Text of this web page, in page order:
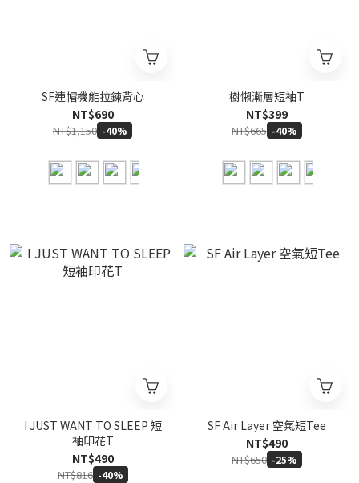
SF連帽機能拉鍊背心
NT$690
NT$1,150 -40%
樹懶漸層短袖T
NT$399
NT$665 -40%
I JUST WANT TO SLEEP 短
袖印花T
NT$490
NT$816 -40%
SF Air Layer 空氣短Tee
NT$490
NT$650 -25%